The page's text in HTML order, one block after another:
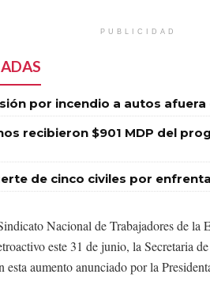
PUBLICIDAD
por incendio a autos afuera
recibieron $901 MDP del
de cinco civiles por
Nacional de Trabajadores de
este 31 de junio, la Secretaria
esta aumento anunciado por la